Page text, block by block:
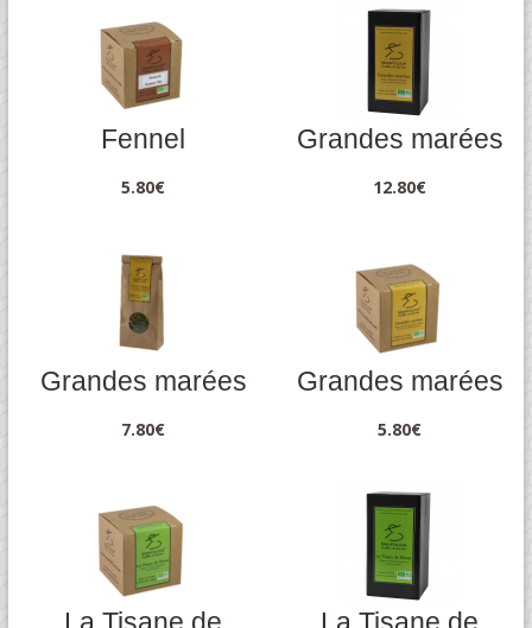
Fennel
5.80€
Grandes marées
12.80€
Grandes marées
7.80€
Grandes marées
5.80€